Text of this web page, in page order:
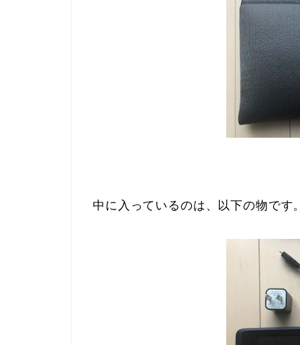
中に入っているのは、以下の物です。